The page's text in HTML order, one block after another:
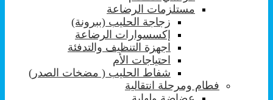
مستلزمات الرضاعة
زجاجة الحليب (ببرونة)
إكسسوارات الرضاعة
اجهزة التنظيف والتدفئة
احتياجات الأم
شفاط الحليب ( مضخات الصدر)
فطام ومرحلة انتقالية